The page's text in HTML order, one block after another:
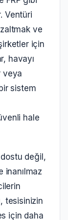
Ventüri
ve
için
havayı
veya
sistem
hale
değil,
inanılmaz
tesisinizin
için daha